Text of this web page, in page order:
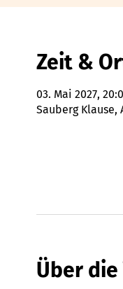
Zeit &
03. Mai 2027,
Sauberg Klause,
Über